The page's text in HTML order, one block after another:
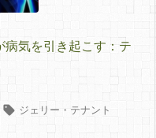
気を引き起こす：テ
 ジェリー・テナント